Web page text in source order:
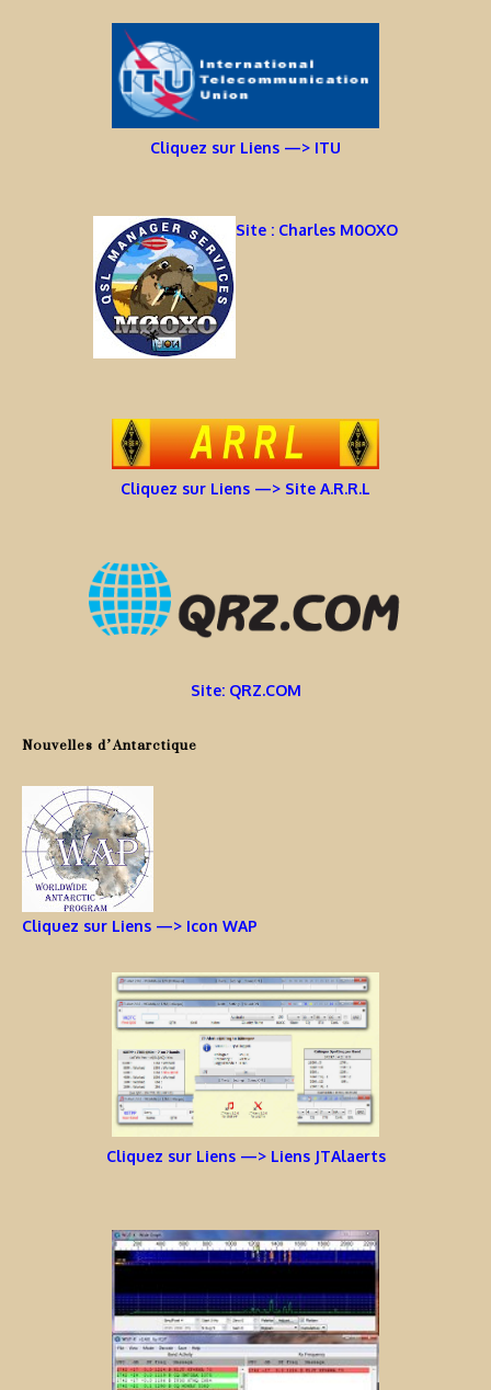
Cliquez sur Liens —> ITU
Site : Charles M0OXO
Cliquez sur Liens —> Site A.R.R.L
Site: QRZ.COM
Nouvelles d’Antarctique
Cliquez sur Liens —> Icon WAP
Cliquez sur Liens —> Liens JTAlaerts